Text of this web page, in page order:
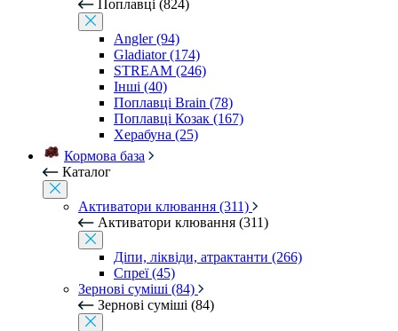
Поплавці (824)
Angler (94)
Gladiator (174)
STREAM (246)
Інші (40)
Поплавці Brain (78)
Поплавці Козак (167)
Херабуна (25)
Кормова база
Каталог
Активатори клювання (311)
Активатори клювання (311)
Діпи, ліквіди, атрактанти (266)
Спреї (45)
Зернові суміші (84)
Зернові суміші (84)